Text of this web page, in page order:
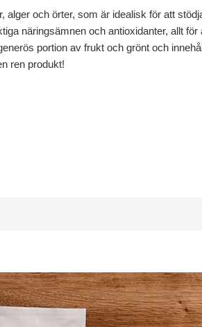
alger och örter, som är idealisk för att
näringsämnen och antioxidanter, allt för
portion av frukt och grönt och
ren produkt!